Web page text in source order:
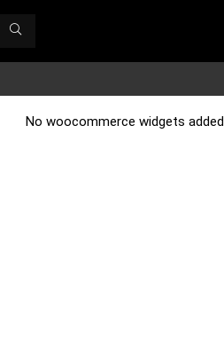
No woocommerce widgets added